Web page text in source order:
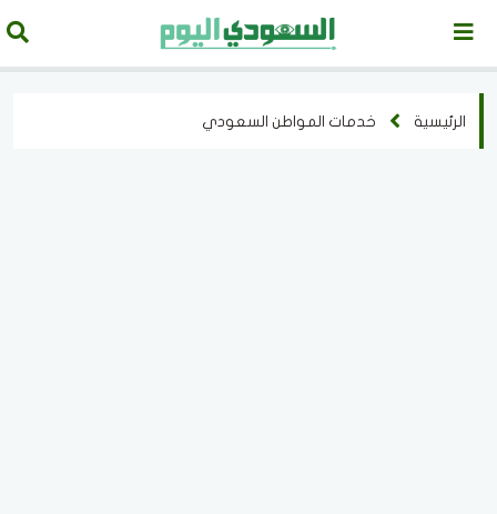
الرئيسية خدمات المواطن السعودي